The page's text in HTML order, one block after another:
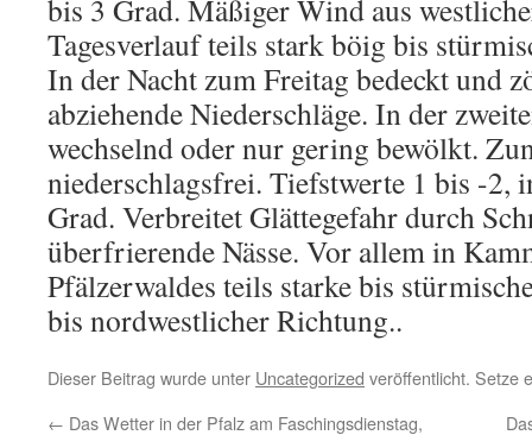
bis 3 Grad. Mäßiger Wind aus
Tagesverlauf teils stark böig bis
In der Nacht zum Freitag bedeckt und
abziehende Niederschläge. In der
wechselnd oder nur gering bewölkt.
niederschlagsfrei. Tiefstwerte 1 bis -2,
Grad. Verbreitet Glättegefahr durch
überfrierende Nässe. Vor allem in
Pfälzerwaldes teils starke bis
bis nordwestlicher Richtung..
Dieser Beitrag wurde unter Uncategorized veröffentlicht. Setze
← Das Wetter in der Pfalz am Faschingsdienstag,